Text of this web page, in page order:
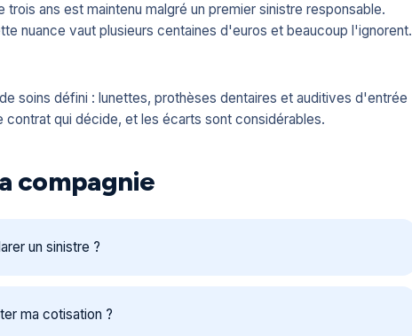
ans est maintenu malgré un premier sinistre responsable.
nuance vaut plusieurs centaines d'euros et beaucoup l'ignorent.
soins défini : lunettes, prothèses dentaires et auditives d'entrée
qui décide, et les écarts sont considérables.
compagnie
un sinistre ?
ma cotisation ?